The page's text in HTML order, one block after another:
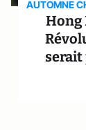
AUTOMNE
Hong
serait